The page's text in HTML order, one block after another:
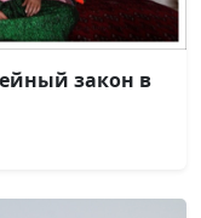
закон в